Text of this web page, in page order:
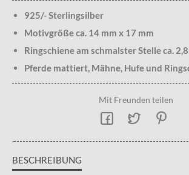
925/- Sterlingsilber
Motivgröße ca. 14 mm x 17 mm
Ringschiene am schmalster Stelle ca.
Pferde mattiert, Mähne, Hufe und
Mit Freunden teilen
BESCHREIBUNG